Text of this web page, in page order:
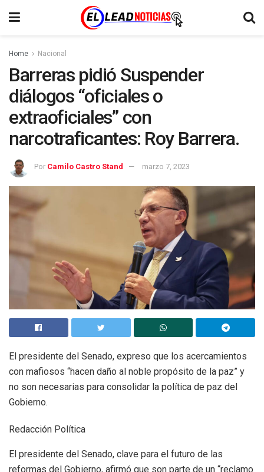
Home Nacional
Barreras pidió Suspender
diálogos “oficiales o
extraoficiales” con
narcotraficantes: Roy Barrera.
Por Camilo Castro Stand marzo 7, 2023
El presidente del Senado, expreso que los acercamientos
con mafiosos “hacen daño al noble propósito de la paz” y
no son necesarias para consolidar la política de paz del
Gobierno.
Redacción Política
El presidente del Senado, clave para el futuro de las
reformas del Gobierno, afirmó que son parte de un “reclamo